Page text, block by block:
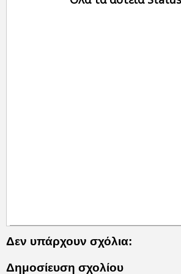
Δεν υπάρχουν σχόλια:
Δημοσίευση σχολίου